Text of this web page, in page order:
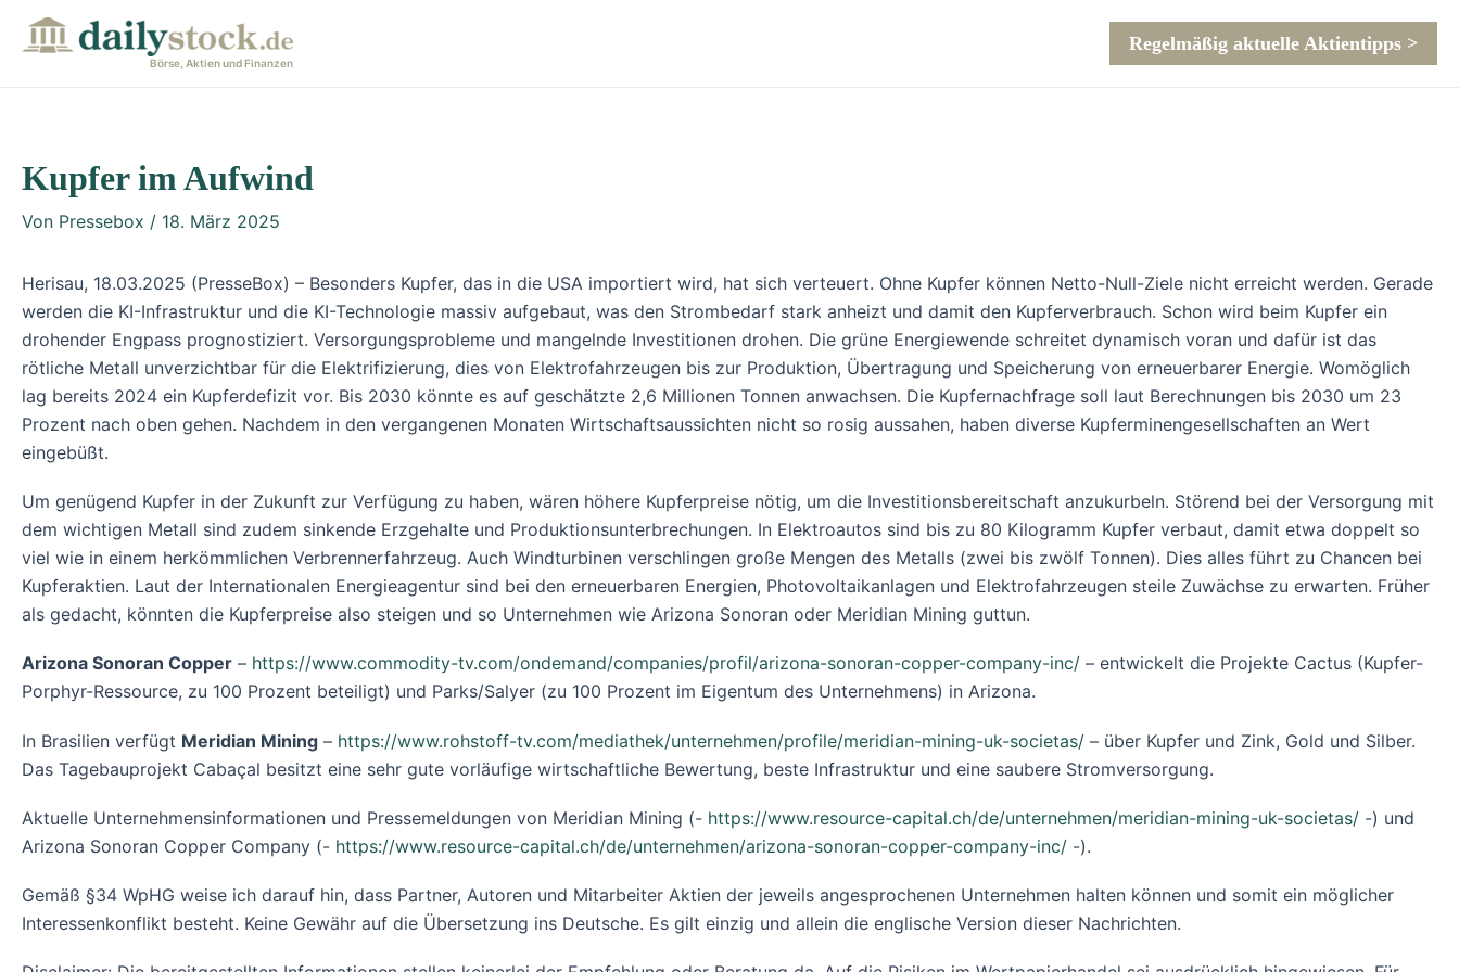
Inhalt
Börse, Aktien und Finanzen
Regelmäßig aktuelle Aktientipps >
Kupfer im Aufwind
Von Pressebox / 18. März 2025
Herisau, 18.03.2025 (PresseBox) – Besonders Kupfer, das in die USA importiert wird, hat sich verteuert. Ohne Kupfer können Netto-Null-Ziele nicht erreicht werden. Gerade
werden die KI-Infrastruktur und die KI-Technologie massiv aufgebaut, was den Strombedarf stark anheizt und damit den Kupferverbrauch. Schon wird beim Kupfer ein
drohender Engpass prognostiziert. Versorgungsprobleme und mangelnde Investitionen drohen. Die grüne Energiewende schreitet dynamisch voran und dafür ist das
rötliche Metall unverzichtbar für die Elektrifizierung, dies von Elektrofahrzeugen bis zur Produktion, Übertragung und Speicherung von erneuerbarer Energie. Womöglich
lag bereits 2024 ein Kupferdefizit vor. Bis 2030 könnte es auf geschätzte 2,6 Millionen Tonnen anwachsen. Die Kupfernachfrage soll laut Berechnungen bis 2030 um 23
Prozent nach oben gehen. Nachdem in den vergangenen Monaten Wirtschaftsaussichten nicht so rosig aussahen, haben diverse Kupferminengesellschaften an Wert
eingebüßt.
Um genügend Kupfer in der Zukunft zur Verfügung zu haben, wären höhere Kupferpreise nötig, um die Investitionsbereitschaft anzukurbeln. Störend bei der Versorgung mit
dem wichtigen Metall sind zudem sinkende Erzgehalte und Produktionsunterbrechungen. In Elektroautos sind bis zu 80 Kilogramm Kupfer verbaut, damit etwa doppelt so
viel wie in einem herkömmlichen Verbrennerfahrzeug. Auch Windturbinen verschlingen große Mengen des Metalls (zwei bis zwölf Tonnen). Dies alles führt zu Chancen bei
Kupferaktien. Laut der Internationalen Energieagentur sind bei den erneuerbaren Energien, Photovoltaikanlagen und Elektrofahrzeugen steile Zuwächse zu erwarten. Früher
als gedacht, könnten die Kupferpreise also steigen und so Unternehmen wie Arizona Sonoran oder Meridian Mining guttun.
Arizona Sonoran Copper – https://www.commodity-tv.com/ondemand/companies/profil/arizona-sonoran-copper-company-inc/ – entwickelt die Projekte Cactus (Kupfer-
Porphyr-Ressource, zu 100 Prozent beteiligt) und Parks/Salyer (zu 100 Prozent im Eigentum des Unternehmens) in Arizona.
In Brasilien verfügt Meridian Mining – https://www.rohstoff-tv.com/mediathek/unternehmen/profile/meridian-mining-uk-societas/ – über Kupfer und Zink, Gold und Silber.
Das Tagebauprojekt Cabaçal besitzt eine sehr gute vorläufige wirtschaftliche Bewertung, beste Infrastruktur und eine saubere Stromversorgung.
Aktuelle Unternehmensinformationen und Pressemeldungen von Meridian Mining (- https://www.resource-capital.ch/de/unternehmen/meridian-mining-uk-societas/ -) und
Arizona Sonoran Copper Company (- https://www.resource-capital.ch/de/unternehmen/arizona-sonoran-copper-company-inc/ -).
Gemäß §34 WpHG weise ich darauf hin, dass Partner, Autoren und Mitarbeiter Aktien der jeweils angesprochenen Unternehmen halten können und somit ein möglicher
Interessenkonflikt besteht. Keine Gewähr auf die Übersetzung ins Deutsche. Es gilt einzig und allein die englische Version dieser Nachrichten.
navigation